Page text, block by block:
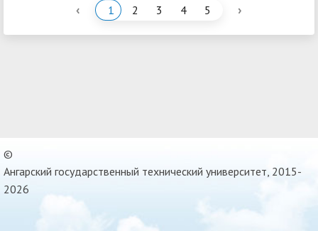
‹ 1 2 3 4 5 ›
©
Ангарский государственный технический университет, 2015-
2026